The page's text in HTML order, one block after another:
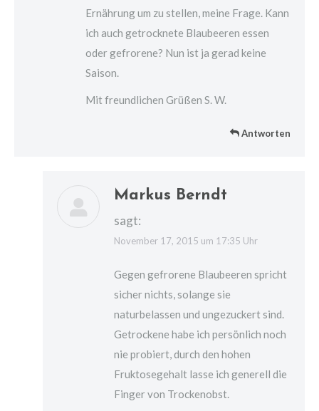
Ernährung um zu stellen, meine Frage. Kann
ich auch getrocknete Blaubeeren essen
oder gefrorene? Nun ist ja gerad keine
Saison.
Mit freundlichen Grüßen S. W.
Antworten
Markus Berndt
sagt:
November 17, 2015 um 17:35 Uhr
Gegen gefrorene Blaubeeren spricht
sicher nichts, solange sie
naturbelassen und ungezuckert sind.
Getrockene habe ich persönlich noch
nie probiert, durch den hohen
Fruktosegehalt lasse ich generell die
Finger von Trockenobst.